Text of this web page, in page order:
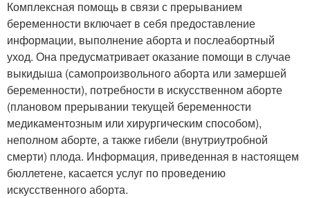
Комплексная помощь в связи с прерыванием
беременности включает в себя предоставление
информации, выполнение аборта и послеабортный
уход. Она предусматривает оказание помощи в случае
выкидыша (самопроизвольного аборта или замершей
беременности), потребности в искусственном аборте
(плановом прерывании текущей беременности
медикаментозным или хирургическим способом),
неполном аборте, а также гибели (внутриутробной
смерти) плода. Информация, приведенная в настоящем
бюллетене, касается услуг по проведению
искусственного аборта.